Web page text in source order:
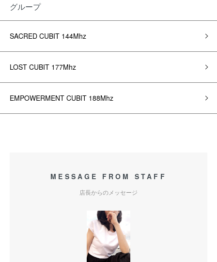
グループ
SACRED CUBIT 144Mhz
LOST CUBIT 177Mhz
EMPOWERMENT CUBIT 188Mhz
MESSAGE FROM STAFF
店長からのメッセージ